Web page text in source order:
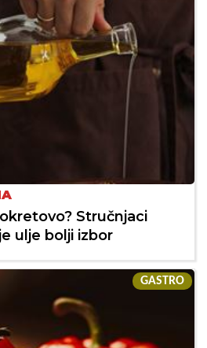
Stručnjaci
ulje bolji izbor
GASTRO